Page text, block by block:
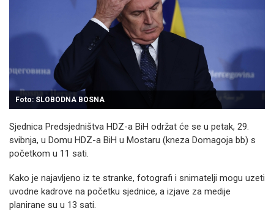
Foto: SLOBODNA BOSNA
Sjednica Predsjedništva HDZ-a BiH održat će se u petak, 29.
svibnja, u Domu HDZ-a BiH u Mostaru (kneza Domagoja bb) s
početkom u 11 sati.
Kako je najavljeno iz te stranke, fotografi i snimatelji mogu uzeti
uvodne kadrove na početku sjednice, a izjave za medije
planirane su u 13 sati.